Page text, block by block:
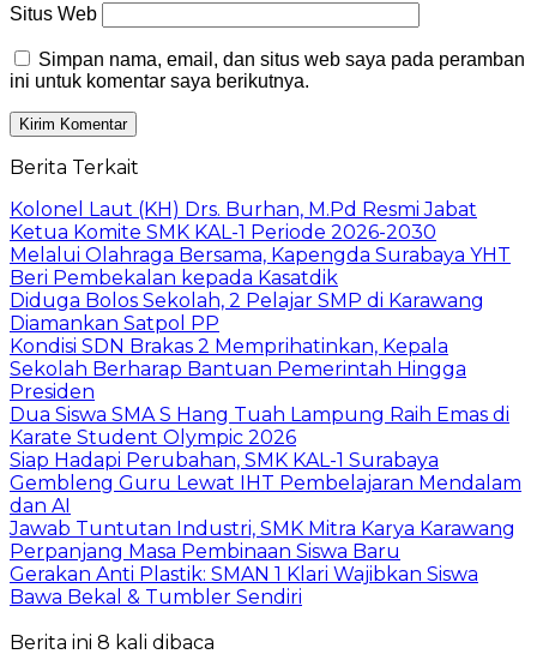
Situs Web
Simpan nama, email, dan situs web saya pada peramban
ini untuk komentar saya berikutnya.
Berita Terkait
Kolonel Laut (KH) Drs. Burhan, M.Pd Resmi Jabat
Ketua Komite SMK KAL-1 Periode 2026-2030
Melalui Olahraga Bersama, Kapengda Surabaya YHT
Beri Pembekalan kepada Kasatdik
Diduga Bolos Sekolah, 2 Pelajar SMP di Karawang
Diamankan Satpol PP
Kondisi SDN Brakas 2 Memprihatinkan, Kepala
Sekolah Berharap Bantuan Pemerintah Hingga
Presiden
Dua Siswa SMA S Hang Tuah Lampung Raih Emas di
Karate Student Olympic 2026
Siap Hadapi Perubahan, SMK KAL-1 Surabaya
Gembleng Guru Lewat IHT Pembelajaran Mendalam
dan AI
Jawab Tuntutan Industri, SMK Mitra Karya Karawang
Perpanjang Masa Pembinaan Siswa Baru
Gerakan Anti Plastik: SMAN 1 Klari Wajibkan Siswa
Bawa Bekal & Tumbler Sendiri
Berita ini 8 kali dibaca